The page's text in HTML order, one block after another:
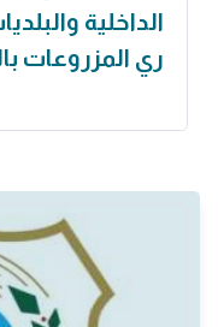
الداخلية
ري المزروعات